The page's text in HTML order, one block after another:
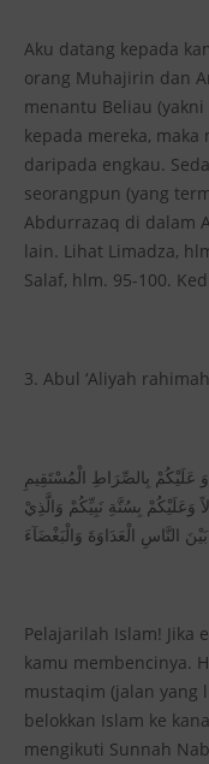
Aku datang kepada
orang Muhajirin dan
menantu Beliau
kepada mereka,
daripada engkau.
seorangpun (yang
Abdurrazaq di dalam
lain. Lihat Limadza,
Salaf, hlm. 95-100.
3. Abul ‘Aliyah
وَ عَلَيْكُمْ بِالصِّرَاطِ الْمُسْتَقِيمِ
وَعَلَيْكُمْ بِسُنَّةِ نَبِيِّكُمْ وَالَّذِيْ
النَّاسِ الْعَدَاوَةَ وَالْبَغْضَآءَ
Pelajarilah Islam! Jika
kamu membencinya.
mustaqim (jalan yang
belokkan Islam ke
mengikuti Sunnah